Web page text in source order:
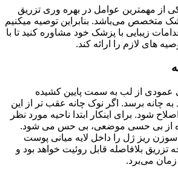
از مهمترین عوامل در بهره وری تزریق
متخصص می‌باشد. بنابراین توصیه میکنیم
زیبایی با پزشک خود مشاوره کنید تا با
های لازم را ارائه کند.
از لب به سمت پایین کشیده
چانه برسد. اگر نوک چانه عقب تر از این
شود. برای اینکار ابتدا ناحیه مورد نظر
از بی حسی موضعی، بی حس می شود.
ریز ژل را داخل لایه میانی پوست
تزریق بلافاصله قابل روئیت خواهد بود و